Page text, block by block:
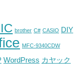
brother C# CASIO DIY
MFC-9340CDW
WordPress カヤック